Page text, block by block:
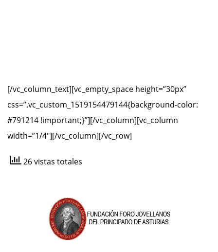
[/vc_column_text][vc_empty_space height=”30px”
css=”.vc_custom_1519154479144{background-color:
#791214 !important;}”][/vc_column][vc_column
width=”1/4″][/vc_column][/vc_row]
26 vistas totales